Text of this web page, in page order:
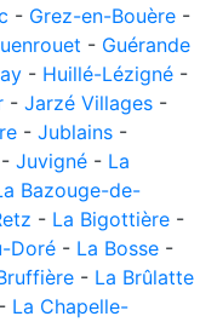
- Grez-en-Bouère -
- Guérande
- Huillé-Lézigné -
- Jarzé Villages -
- Jublains -
- Juvigné - La
Bazouge-de-
- La Bigottière -
Doré - La Bosse -
- La Brûlatte
- La Chapelle-